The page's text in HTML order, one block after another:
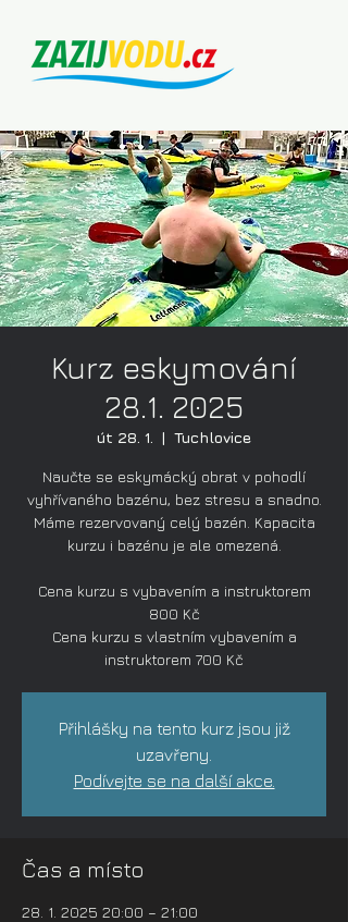
Kurz eskymování
28.1. 2025
út 28. 1.
  |
Tuchlovice
Naučte se eskymácký obrat v pohodlí
vyhřívaného bazénu, bez stresu a snadno.
Máme rezervovaný celý bazén. Kapacita
kurzu i bazénu je ale omezená.
Cena kurzu s vybavením a instruktorem
800 Kč
Cena kurzu s vlastním vybavením a
instruktorem 700 Kč
Přihlášky na tento kurz jsou již
uzavřeny.
Podívejte se na další akce.
Čas a místo
28. 1. 2025 20:00 – 21:00